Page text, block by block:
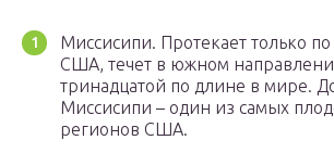
Миссисипи. Протекает только
США, течет в южном
тринадцатой по длине в мире.
Миссисипи – один из самых
регионов США.